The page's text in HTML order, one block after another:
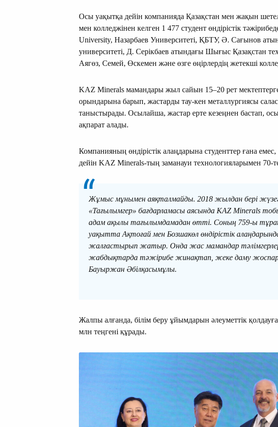
Осы уақытқа дейін компанияда Қазақстан мен жақын
мен колледжінен келген 1 477 студент өндірістік
University, Назарбаев Университеті, ҚБТУ, Ә. Сағынов
университеті, Д. Серікбаев атындағы Шығыс Қазақстан
Аягөз, Семей, Өскемен және өзге өңірлердің жетекші
KAZ Minerals мамандары жыл сайын 15–20 рет
орындарына барып, жастарды тау-кен металлургиясы
таныстырады. Осылайша, жастар ерте кезеңнен бастап,
ақпарат алады.
Компанияның өндірістік алаңдарына студенттер ғана
дейін KAZ Minerals-тың заманауи технологияларымен 70-
Жұмыс мұнымен аяқталмайды. 2018 жылдан бері
«Тағылымгер» бағдарламасы аясында KAZ Minerals
адам ақылы тағылымдамадан өтті. Соның 759-ы
уақытта Ақтоғай мен Бозшакөл өндірістік
жалғастырып жатыр. Онда жас мамандар
жабдықтарда тәжірибе жинақтап, жеке даму
Бауыржан Әбілқасымұлы.
Жалпы алғанда, білім беру ұйымдарын әлеуметтік
млн теңгені құрады.